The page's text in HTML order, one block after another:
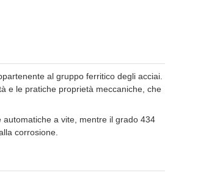
al gruppo ferritico degli acciai.
e le pratiche proprietà meccaniche, che
a vite, mentre il grado 434
corrosione.